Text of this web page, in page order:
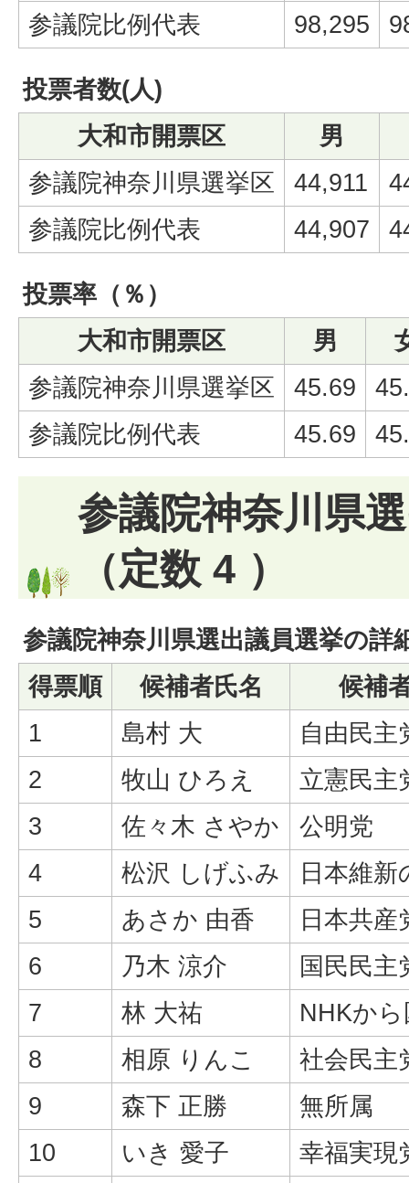
参議院比例代表
98,295
投票者数(人)
大和市開票区
男
参議院神奈川県選挙区
44,911
参議院比例代表
44,907
投票率（％）
大和市開票区
男
参議院神奈川県選挙区
45.69
参議院比例代表
45.69
参議院神奈川県
（定数 4 ）
参議院神奈川県選出議員選挙の詳
得票順
候補者氏名
候補
1
島村 大
自由民主
2
牧山 ひろえ
立憲民主
3
佐々木 さやか
公明党
4
松沢 しげふみ
日本維新
5
あさか 由香
日本共産
6
乃木 涼介
国民民主
7
林 大祐
NHKか
8
相原 りんこ
社会民主
9
森下 正勝
無所属
10
いき 愛子
幸福実現